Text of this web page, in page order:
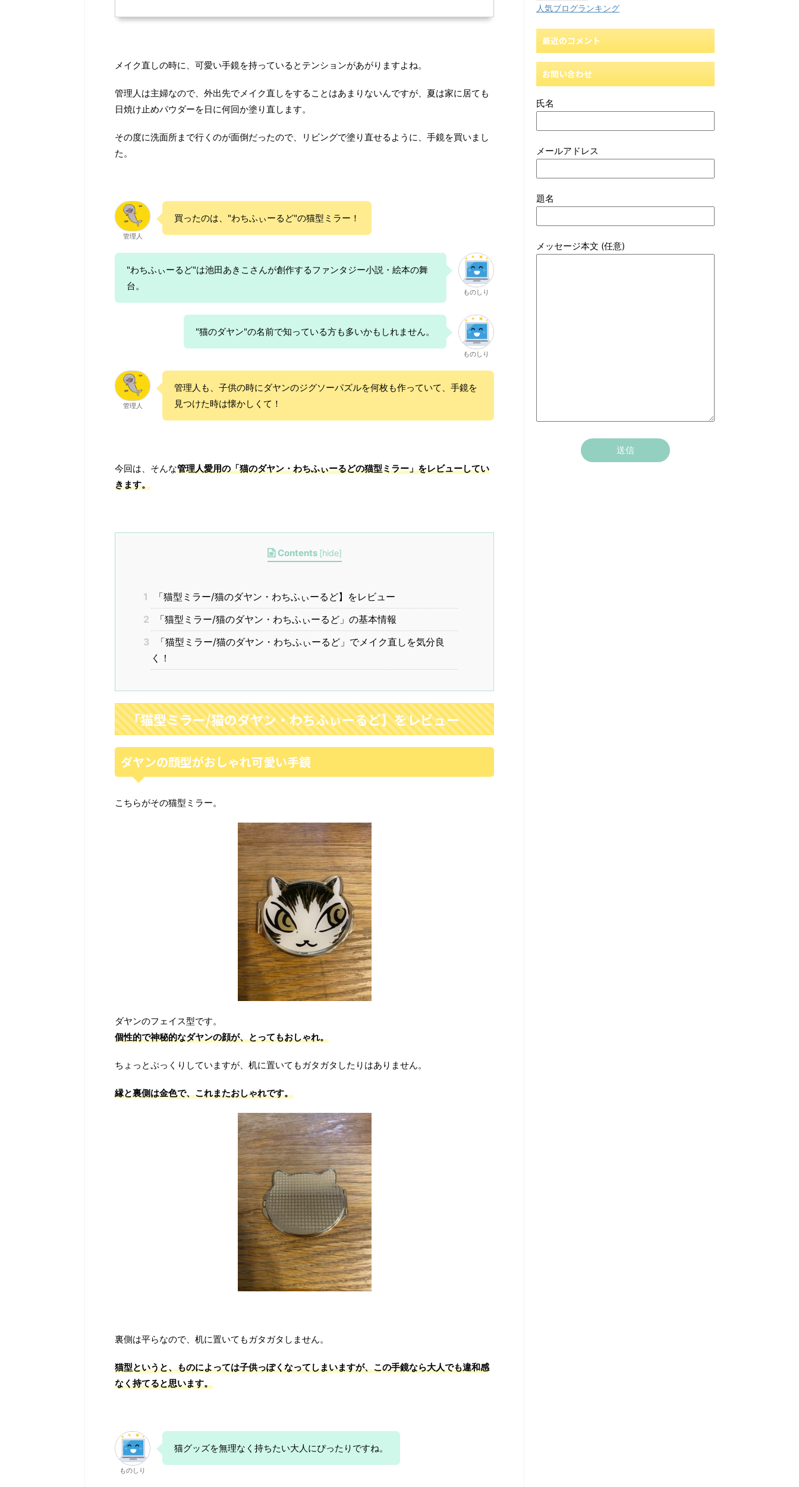
メイク直しの時に、可愛い手鏡を持っているとテンションがあがりますよね。
管理人は主婦なので、外出先でメイク直しをすることはあまりないんですが、夏は家に居ても
日焼け止めパウダーを日に何回か塗り直します。
その度に洗面所まで行くのが面倒だったので、リビングで塗り直せるように、手鏡を買いまし
た。
管理人
買ったのは、"わちふぃーるど"の猫型ミラー！
"わちふぃーるど"は池田あきこさんが創作するファンタジー小説・絵本の舞
台。
ものしり
"猫のダヤン"の名前で知っている方も多いかもしれません。
ものしり
管理人
管理人も、子供の時にダヤンのジグソーパズルを何枚も作っていて、手鏡を
見つけた時は懐かしくて！
今回は、そんな管理人愛用の「猫のダヤン・わちふぃーるどの猫型ミラー」をレビューしてい
きます。
Contents [hide]
1
「猫型ミラー/猫のダヤン・わちふぃーるど】をレビュー
2
「猫型ミラー/猫のダヤン・わちふぃーるど」の基本情報
3
「猫型ミラー/猫のダヤン・わちふぃーるど」でメイク直しを気分良
く！
「猫型ミラー/猫のダヤン・わちふぃーるど】をレビュー
ダヤンの顔型がおしゃれ可愛い手鏡
こちらがその猫型ミラー。
ダヤンのフェイス型です。
個性的で神秘的なダヤンの顔が、とってもおしゃれ。
ちょっとぷっくりしていますが、机に置いてもガタガタしたりはありません。
縁と裏側は金色で、これまたおしゃれです。
裏側は平らなので、机に置いてもガタガタしません。
猫型というと、ものによっては子供っぽくなってしまいますが、この手鏡なら大人でも違和感
なく持てると思います。
ものしり
猫グッズを無理なく持ちたい大人にぴったりですね。
人気ブログランキング
最近のコメント
お問い合わせ
氏名
メールアドレス
題名
メッセージ本文 (任意)